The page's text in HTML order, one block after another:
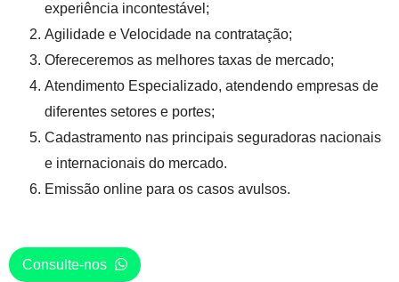
experiência incontestável;
Agilidade e Velocidade na contratação;
Ofereceremos as melhores taxas de mercado;
Atendimento Especializado, atendendo empresas de
diferentes setores e portes;
Cadastramento nas principais seguradoras nacionais
e internacionais do mercado.
Emissão online para os casos avulsos.
Consulte-nos